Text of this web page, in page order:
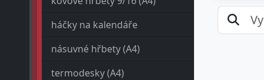
háčky na kalendáře
násuvné hřbety (A4)
termodesky (A4)